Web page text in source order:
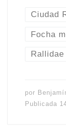
Ciudad
Focha
Rallidae
por
Publicada